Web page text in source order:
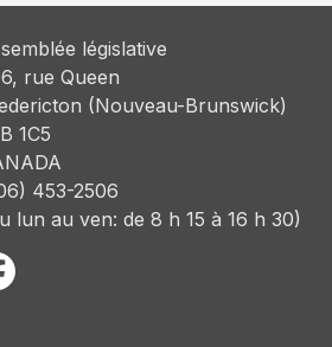
législative
rue Queen
(Nouveau-Brunswick)
1C5
453-2506
lun au ven: de 8 h 15 à 16 h 30)